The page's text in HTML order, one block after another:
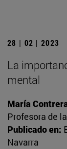
28 | 02 | 2023
La
mental
María
Profesora de
Publicado en:
Navarra